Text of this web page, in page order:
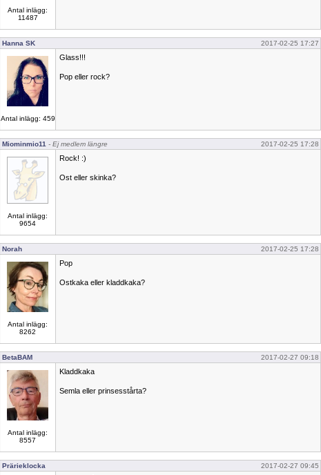
Antal inlägg:
11487
Hanna SK 2017-02-25 17:27
Antal inlägg: 459
Glass!!!
Pop eller rock?
Miominmio11 - Ej medlem längre 2017-02-25 17:28
Antal inlägg:
9654
Rock! :)
Ost eller skinka?
Norah 2017-02-25 17:28
Antal inlägg:
8262
Pop
Ostkaka eller kladdkaka?
BetaBAM 2017-02-27 09:18
Antal inlägg:
8557
Kladdkaka
Semla eller prinsesstårta?
Prärieklocka 2017-02-27 09:45